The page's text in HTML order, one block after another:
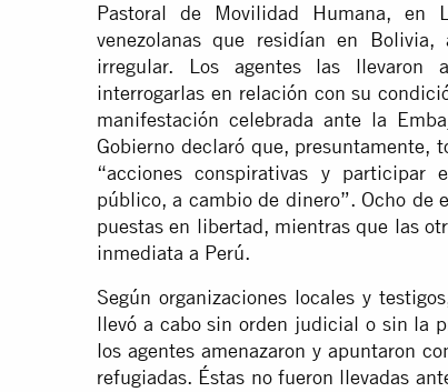
Pastoral de Movilidad Humana, en
venezolanas que residían en
irregular. Los agentes las llevaron
interrogarlas en relación con su
manifestación celebrada ante la
Gobierno declaró que, presuntamente,
“acciones conspirativas y
público, a cambio de dinero”. Ocho de
puestas en libertad, mientras que las
inmediata a Perú.
Según organizaciones locales y
llevó a cabo sin orden judicial o sin la
los agentes amenazaron y apuntaron
refugiadas. Éstas no fueron llevadas